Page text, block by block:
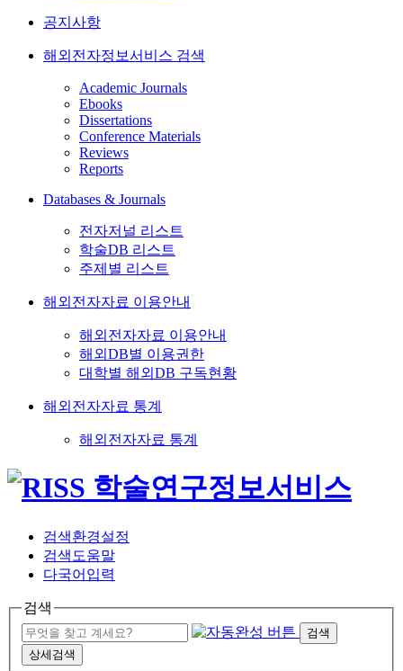
공지사항
해외전자정보서비스 검색
Academic Journals
Ebooks
Dissertations
Conference Materials
Reviews
Reports
Databases & Journals
전자저널 리스트
학술DB 리스트
주제별 리스트
해외전자자료 이용안내
해외전자자료 이용안내
해외DB별 이용권한
대학별 해외DB 구독현황
해외전자자료 통계
해외전자자료 통계
검색환경설정
검색도움말
다국어입력
검색
검색
상세검색